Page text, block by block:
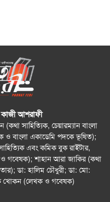
কাজী আশরাফী
সাহিত্যিক, চেয়ারম্যান বাংলা
ও বাংলা একাডেমি পদকে ভূষিত);
এবং কমিক বুক রাইটার,
গবেষক); শাহান আরা জাকির (কথা
ডা: হালিম চৌধুরী; ডা: মো:
খোকন (লেখক ও গবেষক)